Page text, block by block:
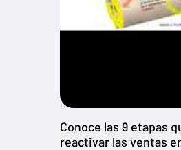
Conoce las 9 etapas
reactivar las ventas